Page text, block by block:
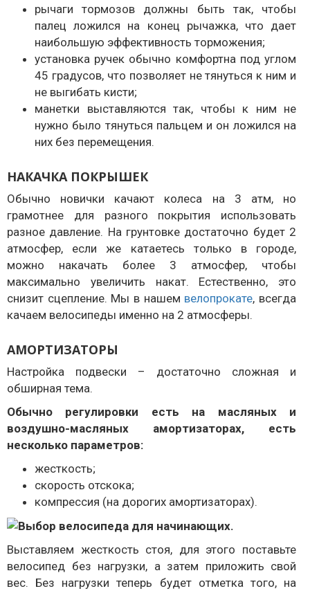
рычаги тормозов должны быть так, чтобы
палец ложился на конец рычажка, что дает
наибольшую эффективность торможения;
установка ручек обычно комфортна под углом
45 градусов, что позволяет не тянуться к ним и
не выгибать кисти;
манетки выставляются так, чтобы к ним не
нужно было тянуться пальцем и он ложился на
них без перемещения.
НАКАЧКА ПОКРЫШЕК
Обычно новички качают колеса на 3 атм, но
грамотнее для разного покрытия использовать
разное давление. На грунтовке достаточно будет 2
атмосфер, если же катаетесь только в городе,
можно накачать более 3 атмосфер, чтобы
максимально увеличить накат. Естественно, это
снизит сцепление. Мы в нашем велопрокате, всегда
качаем велосипеды именно на 2 атмосферы.
АМОРТИЗАТОРЫ
Настройка подвески – достаточно сложная и
обширная тема.
Обычно регулировки есть на масляных и
воздушно-масляных амортизаторах, есть
несколько параметров:
жесткость;
скорость отскока;
компрессия (на дорогих амортизаторах).
Выставляем жесткость стоя, для этого поставьте
велосипед без нагрузки, а затем приложить свой
вес. Без нагрузки теперь будет отметка того, на